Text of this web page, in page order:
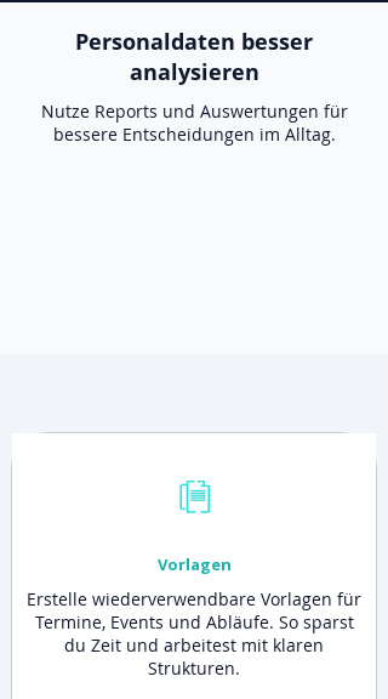
Personaldaten besser
analysieren
Nutze Reports und Auswertungen für
bessere Entscheidungen im Alltag.
Vorlagen
Erstelle wiederverwendbare Vorlagen für
Termine, Events und Abläufe. So sparst
du Zeit und arbeitest mit klaren
Strukturen.